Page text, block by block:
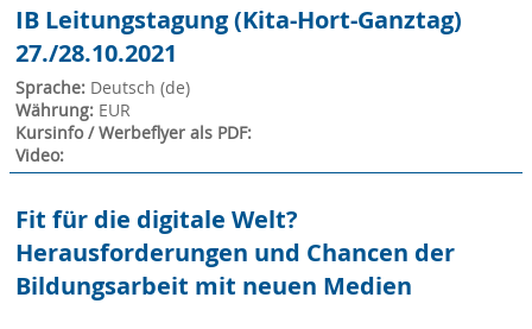
IB Leitungstagung (Kita-Hort-Ganztag)
27./28.10.2021
Sprache: Deutsch ‎(de)‎
Währung: EUR
Kursinfo / Werbeflyer als PDF:
Video:
Fit für die digitale Welt?
Herausforderungen und Chancen der
Bildungsarbeit mit neuen Medien